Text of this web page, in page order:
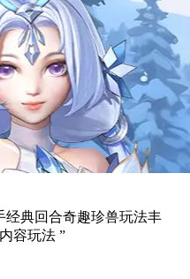
经典回合奇趣珍兽玩法丰
容玩法 ”